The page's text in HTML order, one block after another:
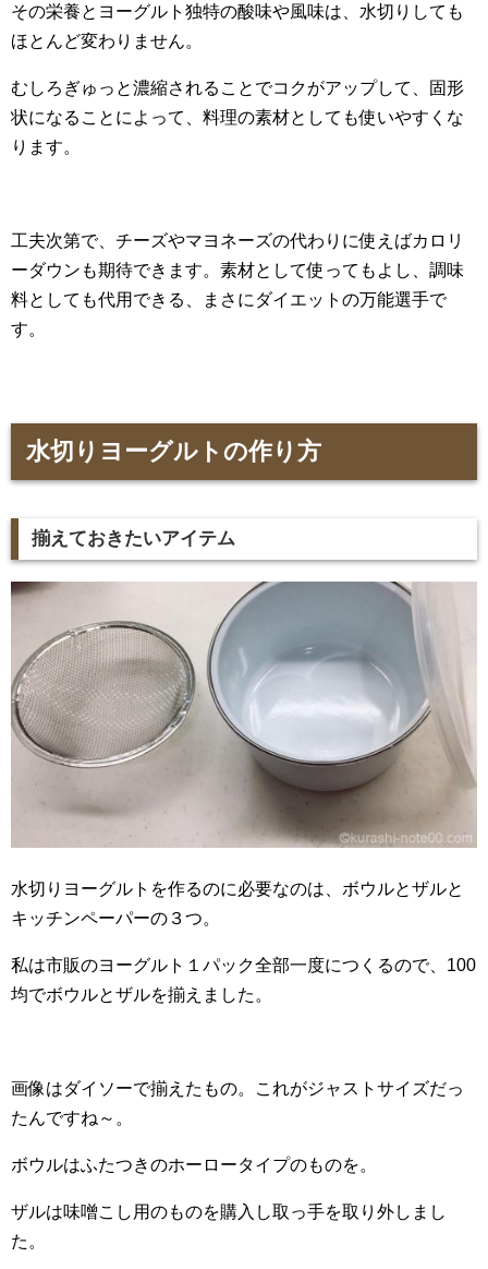
その栄養とヨーグルト独特の酸味や風味は、水切りしても
ほとんど変わりません。
むしろぎゅっと濃縮されることでコクがアップして、固形
状になることによって、料理の素材としても使いやすくな
ります。
工夫次第で、チーズやマヨネーズの代わりに使えばカロリ
ーダウンも期待できます。素材として使ってもよし、調味
料としても代用できる、まさにダイエットの万能選手で
す。
水切りヨーグルトの作り方
揃えておきたいアイテム
水切りヨーグルトを作るのに必要なのは、ボウルとザルと
キッチンペーパーの３つ。
私は市販のヨーグルト１パック全部一度につくるので、100
均でボウルとザルを揃えました。
画像はダイソーで揃えたもの。これがジャストサイズだっ
たんですね～。
ボウルはふたつきのホーロータイプのものを。
ザルは味噌こし用のものを購入し取っ手を取り外しまし
た。